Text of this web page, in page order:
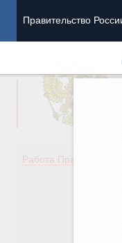
Правительство
Работа